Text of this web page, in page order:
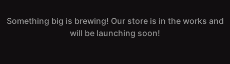
Something big is brewing! Our store is in the works and
will be launching soon!